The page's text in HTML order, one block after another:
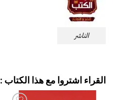
الناشر
القراء اشتروا مع هذا الكتاب :